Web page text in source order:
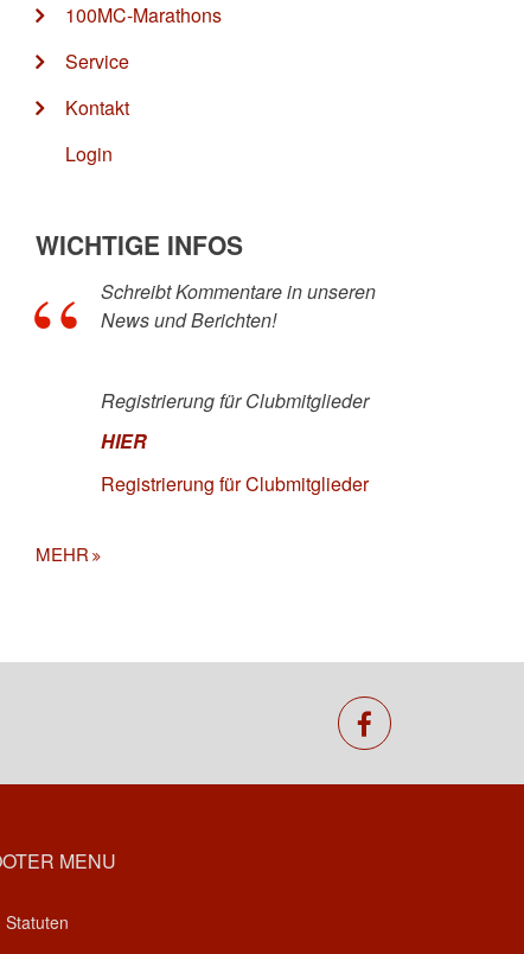
100MC-Marathons
Service
Kontakt
Login
WICHTIGE INFOS
Schreibt Kommentare in unseren
News und Berichten!
Registrierung für Clubmitglieder
HIER
Registrierung für Clubmitglieder
MEHR
facebook
MENU
Statuten